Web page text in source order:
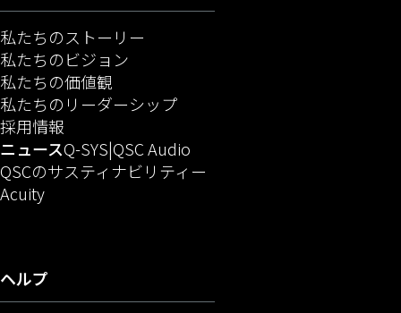
私たちのストーリー
私たちのビジョン
私たちの価値観
私たちのリーダーシップ
採用情報
ニュースQ-SYS（新しいウィンドウで開きます）
QSC Audio
QSCのサスティナビリティー
Acuity（新しいウィンドウで開きます）
ヘルプ